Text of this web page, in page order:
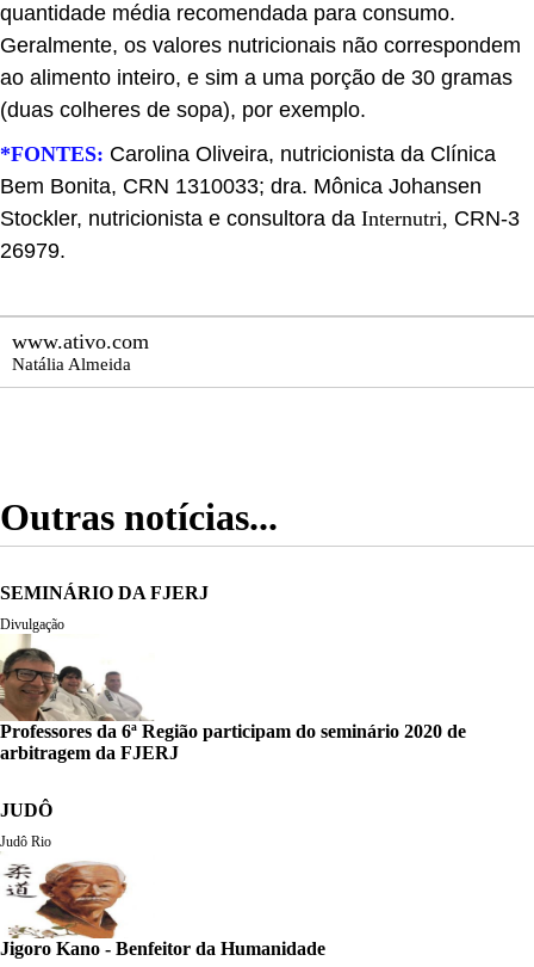
quantidade média recomendada para consumo.
Geralmente, os valores nutricionais não correspondem
ao alimento inteiro, e sim a uma porção de 30 gramas
(duas colheres de sopa), por exemplo.
*FONTES: Carolina Oliveira, nutricionista da Clínica
Bem Bonita, CRN 1310033; dra. Mônica Johansen
Stockler, nutricionista e consultora da Internutri, CRN-3
26979.
www.ativo.com
Natália Almeida
Outras notícias...
SEMINÁRIO DA FJERJ
Divulgação
Professores da 6ª Região participam do seminário 2020 de
arbitragem da FJERJ
JUDÔ
Judô Rio
Jigoro Kano - Benfeitor da Humanidade